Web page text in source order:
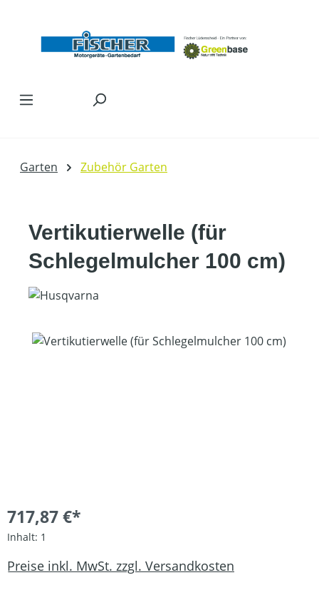
Garten Zubehör Garten
Vertikutierwelle (für
Schlegelmulcher 100 cm)
Bildergalerie überspringen
717,87 €*
Inhalt: 1
Preise inkl. MwSt. zzgl. Versandkosten